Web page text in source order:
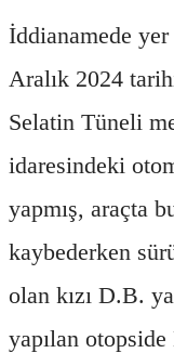
İddianamede
Aralık 2024
Selatin Tüneli
idaresindeki
yapmış, araçta
kaybederken
olan kızı D.B.
yapılan